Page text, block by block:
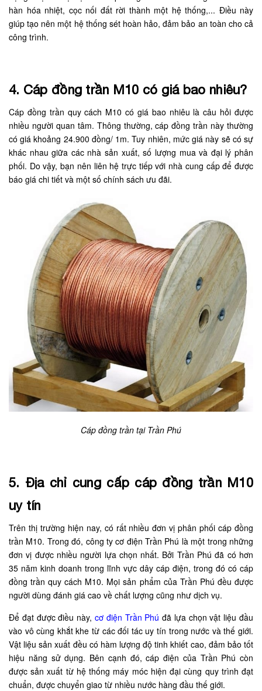
hàn hóa nhiệt, cọc nối đất rời thành một hệ thống,... Điều này
giúp tạo nên một hệ thống sét hoàn hảo, đảm bảo an toàn cho cả
công trình.
4. Cáp đồng trần M10 có giá bao nhiêu?
Cáp đồng trần quy cách M10 có giá bao nhiêu là câu hỏi được
nhiều người quan tâm. Thông thường, cáp đồng trần này thường
có giá khoảng 24.900 đồng/ 1m. Tuy nhiên, mức giá này sẽ có sự
khác nhau giữa các nhà sản xuất, số lượng mua và đại lý phân
phối. Do vậy, bạn nên liên hệ trực tiếp với nhà cung cấp để được
báo giá chi tiết và một số chính sách ưu đãi.
Cáp đồng trần tại Trần Phú
5. Địa chỉ cung cấp cáp đồng trần M10
uy tín
Trên thị trường hiện nay, có rất nhiều đơn vị phân phối cáp đồng
trần M10. Trong đó, công ty cơ điện Trần Phú là một trong những
đơn vị được nhiều người lựa chọn nhất. Bởi Trần Phú đã có hơn
35 năm kinh doanh trong lĩnh vực dây cáp điện, trong đó có cáp
đồng trần quy cách M10. Mọi sản phẩm của Trần Phú đều được
người dùng đánh giá cao về chất lượng cũng như dịch vụ.
Để đạt được điều này, cơ điện Trần Phú đã lựa chọn vật liệu đầu
vào vô cùng khắt khe từ các đối tác uy tín trong nước và thế giới.
Vật liệu sản xuất đều có hàm lượng độ tinh khiết cao, đảm bảo tốt
hiệu năng sử dụng. Bên cạnh đó, cáp điện của Trần Phú còn
được sản xuất từ hệ thống máy móc hiện đại cùng quy trình đạt
chuẩn, được chuyển giao từ nhiều nước hàng đầu thế giới.